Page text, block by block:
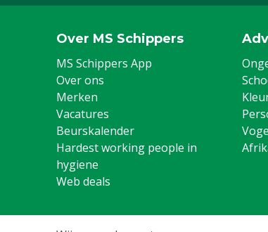
Over MS Schippers
MS Schippers App
Over ons
Merken
Vacatures
Beurskalender
Hardest working people in
hygiene
Web deals